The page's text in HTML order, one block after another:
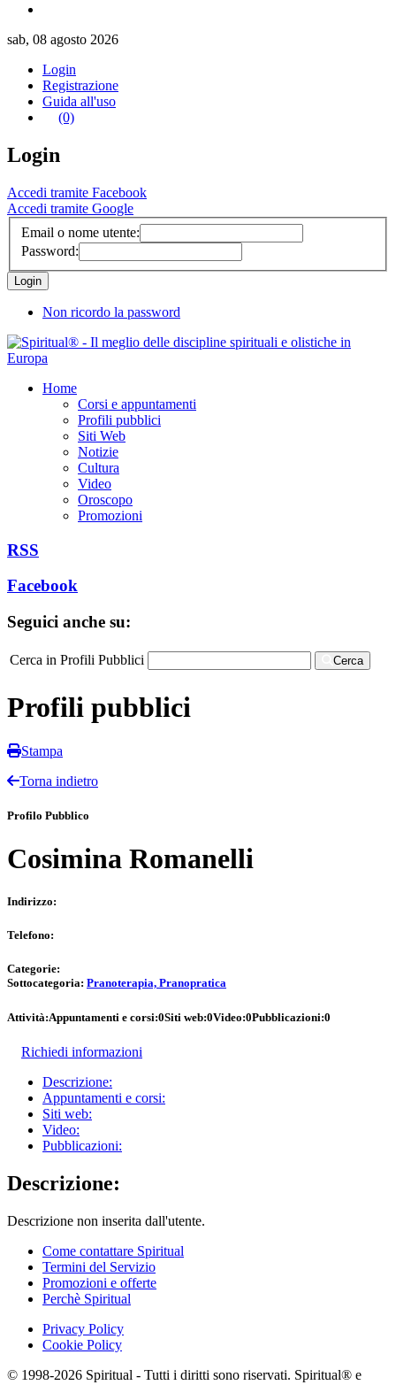
sab, 08 agosto 2026
Login
Registrazione
Guida all'uso
(0)
Login
Accedi tramite Facebook
Accedi tramite Google
Email o nome utente:
Password:
Non ricordo la password
Home
Corsi e appuntamenti
Profili pubblici
Siti Web
Notizie
Cultura
Video
Oroscopo
Promozioni
RSS
Facebook
Seguici anche su:
Cerca in Profili Pubblici Cerca
Profili pubblici
Stampa
Torna indietro
Profilo Pubblico
Cosimina Romanelli
Indirizzo:
Telefono:
Categorie:
Sottocategoria: Pranoterapia, Pranopratica
Attività:Appuntamenti e corsi:0Siti web:0Video:0Pubblicazioni:0
Richiedi informazioni
Descrizione:
Appuntamenti e corsi:
Siti web:
Video:
Pubblicazioni:
Descrizione:
Descrizione non inserita dall'utente.
Come contattare Spiritual
Termini del Servizio
Promozioni e offerte
Perchè Spiritual
Privacy Policy
Cookie Policy
© 1998-2026 Spiritual - Tutti i diritti sono riservati. Spiritual® e